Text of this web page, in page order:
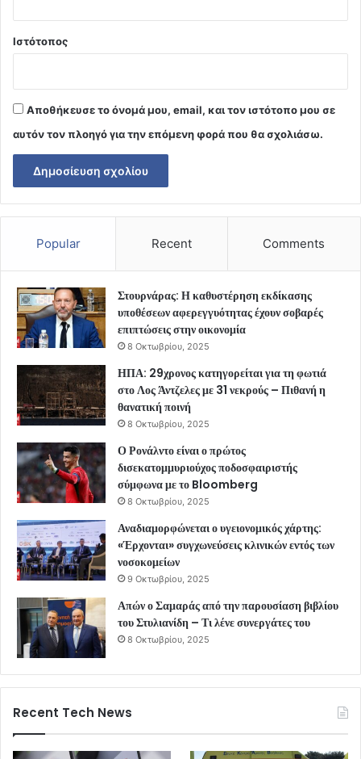
Ιστότοπος
Αποθήκευσε το όνομά μου, email, και τον ιστότοπο μου σε
αυτόν τον πλοηγό για την επόμενη φορά που θα σχολιάσω.
Popular Recent Comments
Στουρνάρας: Η καθυστέρηση εκδίκασης
υποθέσεων αφερεγγυότητας έχουν σοβαρές
επιπτώσεις στην οικονομία
8 Οκτωβρίου, 2025
ΗΠΑ: 29χρονος κατηγορείται για τη φωτιά
στο Λος Άντζελες με 31 νεκρούς – Πιθανή η
θανατική ποινή
8 Οκτωβρίου, 2025
Ο Ρονάλντο είναι ο πρώτος
δισεκατομμυριούχος ποδοσφαιριστής
σύμφωνα με το Bloomberg
8 Οκτωβρίου, 2025
Αναδιαμορφώνεται ο υγειονομικός χάρτης:
«Έρχονται» συγχωνεύσεις κλινικών εντός των
νοσοκομείων
9 Οκτωβρίου, 2025
Απών ο Σαμαράς από την παρουσίαση βιβλίου
του Στυλιανίδη – Τι λένε συνεργάτες του
8 Οκτωβρίου, 2025
Recent Tech News